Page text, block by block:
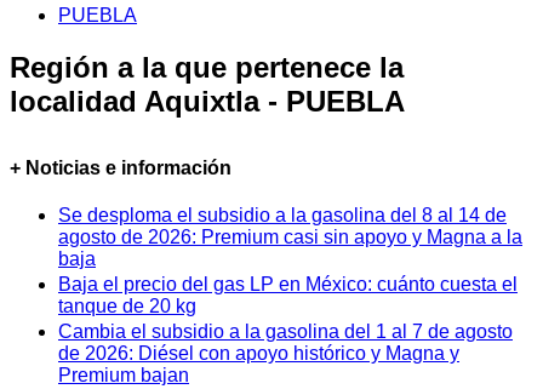
PUEBLA
Región a la que pertenece la
localidad Aquixtla - PUEBLA
+ Noticias e información
Se desploma el subsidio a la gasolina del 8 al 14 de
agosto de 2026: Premium casi sin apoyo y Magna a la
baja
Baja el precio del gas LP en México: cuánto cuesta el
tanque de 20 kg
Cambia el subsidio a la gasolina del 1 al 7 de agosto
de 2026: Diésel con apoyo histórico y Magna y
Premium bajan